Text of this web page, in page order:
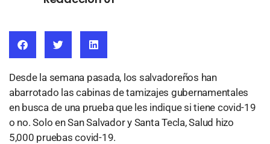
Desde la semana pasada, los salvadoreños han
abarrotado las cabinas de tamizajes gubernamentales
en busca de una prueba que les indique si tiene covid-19
o no. Solo en San Salvador y Santa Tecla, Salud hizo
5,000 pruebas covid-19.